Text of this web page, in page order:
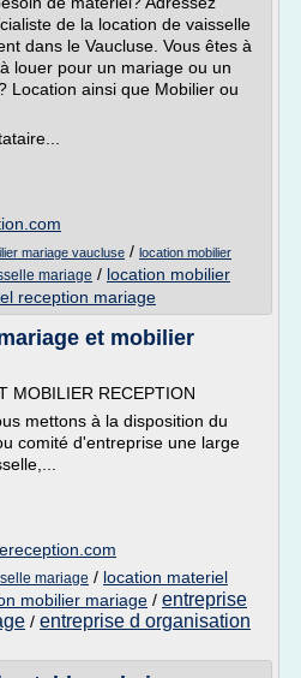
de la location de vaisselle
dans le Vaucluse. Vous êtes à
louer pour un mariage ou un
Location ainsi que Mobilier ou
mariage vaucluse / location mobilier
mariage / location mobilier
reception mariage
et mobilier
MOBILIER RECEPTION
mettons à la disposition du
comité d'entreprise une large
mariage / location materiel
mobilier mariage / entreprise
/ entreprise d organisation